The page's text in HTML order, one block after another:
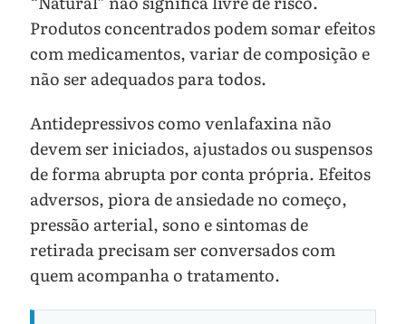
Produtos concentrados podem somar efeitos
com medicamentos, variar de composição e
não ser adequados para todos.
Antidepressivos como venlafaxina não
devem ser iniciados, ajustados ou suspensos
de forma abrupta por conta própria. Efeitos
adversos, piora de ansiedade no começo,
pressão arterial, sono e sintomas de
retirada precisam ser conversados com
quem acompanha o tratamento.